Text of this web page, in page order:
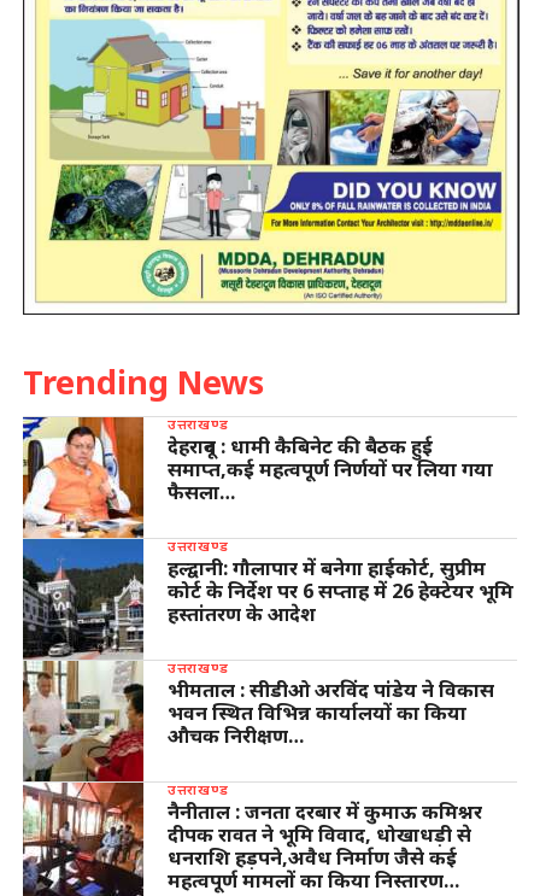
Trending News
उत्तराखण्ड
देहरादून : धामी कैबिनेट की बैठक हुई
समाप्त,कई महत्वपूर्ण निर्णयों पर लिया गया
फैसला…
उत्तराखण्ड
हल्द्वानी: गौलापार में बनेगा हाईकोर्ट, सुप्रीम
कोर्ट के निर्देश पर 6 सप्ताह में 26 हेक्टेयर भूमि
हस्तांतरण के आदेश
उत्तराखण्ड
भीमताल : सीडीओ अरविंद पांडेय ने विकास
भवन स्थित विभिन्न कार्यालयों का किया
औचक निरीक्षण…
उत्तराखण्ड
नैनीताल : जनता दरबार में कुमाऊ कमिश्नर
दीपक रावत ने भूमि विवाद, धोखाधड़ी से
धनराशि हड़पने,अवैध निर्माण जैसे कई
महत्वपूर्ण मामलों का किया निस्तारण…